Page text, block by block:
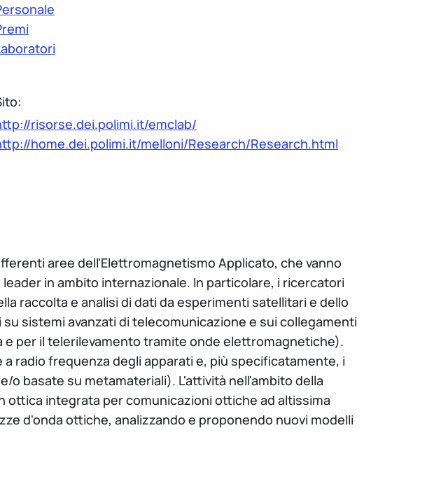
risorse.dei.polimi.it/emclab/
home.dei.polimi.it/melloni/Research/Research.html
aree dell'Elettromagnetismo Applicato, che vanno
in ambito internazionale. In particolare, i ricercatori
raccolta e analisi di dati da esperimenti satellitari e dello
sistemi avanzati di telecomunicazione e sui collegamenti
per il telerilevamento tramite onde elettromagnetiche).
radio frequenza degli apparati e, più specificatamente, i
basate su metamateriali). L'attività nell'ambito della
ottica integrata per comunicazioni ottiche ad altissima
d'onda ottiche, analizzando e proponendo nuovi modelli